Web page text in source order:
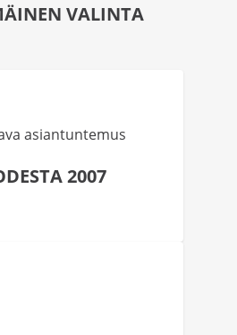
VALINTA
asiantuntemus
2007